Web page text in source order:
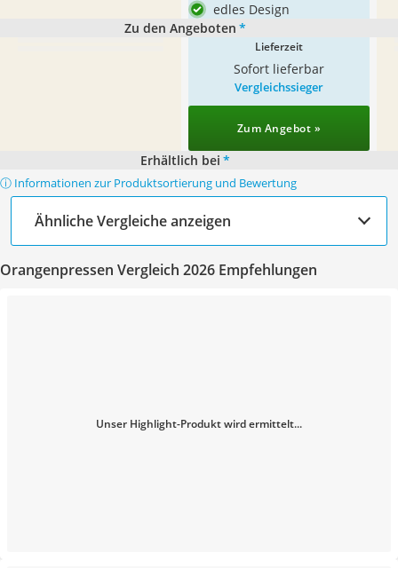
edles Design
Zu den Angeboten *
Lieferzeit
Sofort lieferbar
Vergleichssieger
Zum Angebot »
Erhältlich bei *
ⓘ Informationen zur Produktsortierung und Bewertung
Ähnliche Vergleiche anzeigen
Orangenpressen Vergleich 2026 Empfehlungen
Unser Highlight-Produkt wird ermittelt...